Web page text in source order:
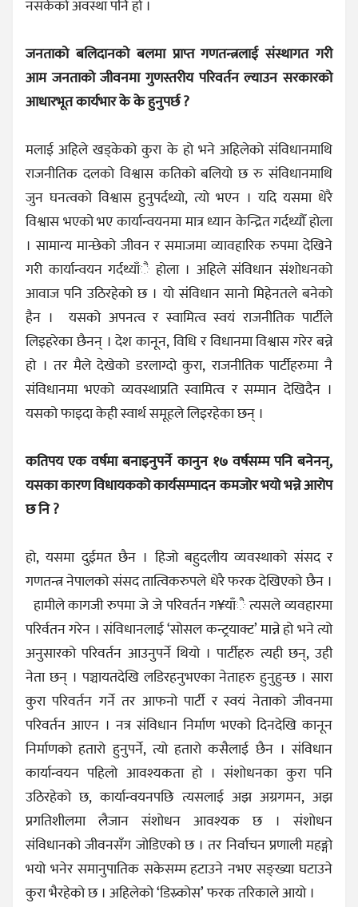
नसकेको अवस्था पनि हो ।
जनताको बलिदानको बलमा प्राप्त गणतन्त्रलाई संस्थागत गरी
आम जनताको जीवनमा गुणस्तरीय परिवर्तन ल्याउन सरकारको
आधारभूत कार्यभार के के हुनुपर्छ ?
मलाई अहिले खड्केको कुरा के हो भने अहिलेको संविधानमाथि
राजनीतिक दलको विश्वास कतिको बलियो छ रु संविधानमाथि
जुन घनत्वको विश्वास हुनुपर्दथ्यो, त्यो भएन । यदि यसमा धेरै
विश्वास भएको भए कार्यान्वयनमा मात्र ध्यान केन्द्रित गर्दथ्यौँ होला
। सामान्य मान्छेको जीवन र समाजमा व्यावहारिक रुपमा देखिने
गरी कार्यान्वयन गर्दथ्याँै होला । अहिले संविधान संशोधनको
आवाज पनि उठिरहेको छ । यो संविधान सानो मिहेनतले बनेको
हैन । यसको अपनत्व र स्वामित्व स्वयं राजनीतिक पार्टीले
लिइहरेका छैनन् । देश कानून, विधि र विधानमा विश्वास गरेर बन्ने
हो । तर मैले देखेको डरलाग्दो कुरा, राजनीतिक पार्टीहरुमा नै
संविधानमा भएको व्यवस्थाप्रति स्वामित्व र सम्मान देखिदैन ।
यसको फाइदा केही स्वार्थ समूहले लिइरहेका छन् ।
कतिपय एक वर्षमा बनाइनुपर्ने कानुन १७ वर्षसम्म पनि बनेनन्,
यसका कारण विधायकको कार्यसम्पादन कमजोर भयो भन्ने आरोप
छ नि ?
हो, यसमा दुईमत छैन । हिजो बहुदलीय व्यवस्थाको संसद र
गणतन्त्र नेपालको संसद तात्विकरुपले धेरै फरक देखिएको छैन ।
हामीले कागजी रुपमा जे जे परिवर्तन ग¥याँै त्यसले व्यवहारमा
परिर्वतन गरेन । संविधानलाई ‘सोसल कन्ट्रयाक्ट’ मान्ने हो भने त्यो
अनुसारको परिवर्तन आउनुपर्ने थियो । पार्टीहरु त्यही छन्, उही
नेता छन् । पञ्चायतदेखि लडिरहनुभएका नेताहरु हुनुहुन्छ । सारा
कुरा परिवर्तन गर्ने तर आफनो पार्टी र स्वयं नेताको जीवनमा
परिवर्तन आएन । नत्र संविधान निर्माण भएको दिनदेखि कानून
निर्माणको हतारो हुनुपर्ने, त्यो हतारो कसैलाई छैन । संविधान
कार्यान्वयन पहिलो आवश्यकता हो । संशोधनका कुरा पनि
उठिरहेको छ, कार्यान्वयनपछि त्यसलाई अझ अग्रगमन, अझ
प्रगतिशीलमा लैजान संशोधन आवश्यक छ । संशोधन
संविधानको जीवनसँग जोडिएको छ । तर निर्वाचन प्रणाली महङ्गो
भयो भनेर समानुपातिक सकेसम्म हटाउने नभए सङ्ख्या घटाउने
कुरा भैरहेको छ । अहिलेको ‘डिस्र्कोस’ फरक तरिकाले आयो ।